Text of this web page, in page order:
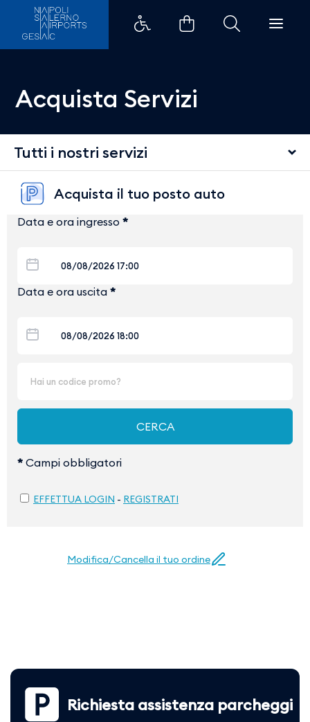
Acquista Servizi
Tutti i nostri servizi
Acquista il tuo posto auto
Data e ora ingresso *
Data e ora uscita *
* Campi obbligatori
EFFETTUA LOGIN - REGISTRATI
Modifica/Cancella il tuo ordine
Richiesta assistenza parcheggi